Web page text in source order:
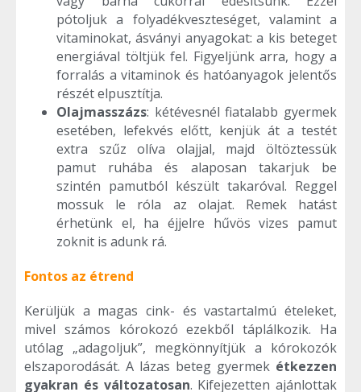
pótoljuk a folyadékveszteséget, valamint a
vitaminokat, ásványi anyagokat: a kis beteget
energiával töltjük fel. Figyeljünk arra, hogy a
forralás a vitaminok és hatóanyagok jelentős
részét elpusztítja.
Olajmasszázs: kétévesnél fiatalabb gyermek
esetében, lefekvés előtt, kenjük át a testét
extra szűz olíva olajjal, majd öltöztessük
pamut ruhába és alaposan takarjuk be
szintén pamutból készült takaróval. Reggel
mossuk le róla az olajat. Remek hatást
érhetünk el, ha éjjelre hűvös vizes pamut
zoknit is adunk rá.
Fontos az étrend
Kerüljük a magas cink- és vastartalmú ételeket,
mivel számos kórokozó ezekből táplálkozik. Ha
utólag „adagoljuk”, megkönnyítjük a kórokozók
elszaporodását. A lázas beteg gyermek étkezzen
gyakran és változatosan. Kifejezetten ajánlottak